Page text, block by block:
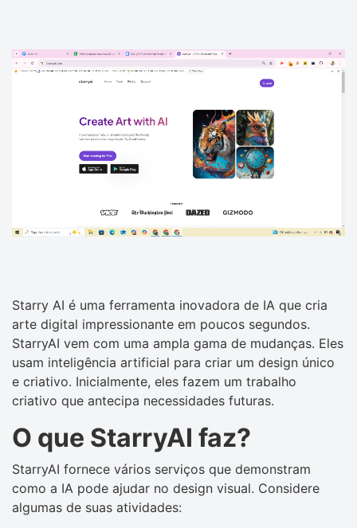
Starry AI é uma ferramenta inovadora de IA que cria
arte digital impressionante em poucos segundos.
StarryAI vem com uma ampla gama de mudanças. Eles
usam inteligência artificial para criar um design único
e criativo. Inicialmente, eles fazem um trabalho
criativo que antecipa necessidades futuras.
O que StarryAI faz?
StarryAI fornece vários serviços que demonstram
como a IA pode ajudar no design visual. Considere
algumas de suas atividades: